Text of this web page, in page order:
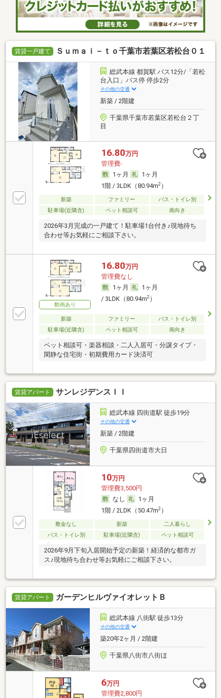
賃貸一戸建て Ｓｕｍａｉ－ｔｏ千葉市若葉区若松台０１
総武本線 都賀駅 バス12分/「若松
台入口」バス停 停歩2分
その他の交通
新築 / 2階建
千葉県千葉市若葉区若松台２丁
目
16.80万円
管理費-
1ヶ月
1ヶ月
1階 / 3LDK（80.94m2）
新築 ファミリー
バス・トイレ別
駐車場(近隣含)
ペット相談可 南向き
2026年3月完成の一戸建て！駐車場1台付き♪現地待ち
合わせ等お気軽にご相談下さい。
動画あり
16.80万円
管理費なし
1ヶ月
1ヶ月
/ 3LDK（80.94m2）
新築 ファミリー
バス・トイレ別
駐車場(近隣含)
ペット相談可 南向き
ペット相談可・楽器相談・二人入居可・分譲タイプ・
閑静な住宅街・初期費用カード決済可
賃貸アパート サンレジデンスＩＩ
総武本線 四街道駅 徒歩19分
その他の交通
新築 / 2階建
千葉県四街道市大日
10万円
管理費3,500円
なし
1ヶ月
1階 / 2LDK（50.47m2）
敷金なし 新築
二人暮らし
バス・トイレ別
駐車場(近隣含) ペット相談可
2026年9月下旬入居開始予定の新築！経済的な都市ガ
ス♪現地待ち合わせ等お気軽にご相談下さい。
賃貸アパート ガーデンヒルヴァイオレットＢ
総武本線 八街駅 徒歩13分
その他の交通
築20年2ヶ月 / 2階建
千葉県八街市八街ほ
6万円
管理費2,800円